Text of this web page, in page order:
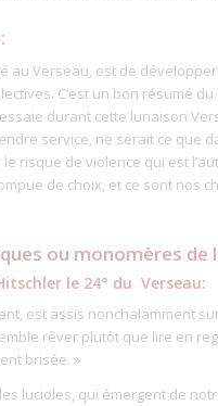
au Verseau, est de
C’est un bon résumé
durant cette lunaison
service, ne serait ce que
risque de violence qui est
de choix, et ce sont nos
ou monomères de
le 24° du Verseau:
est assis nonchalamment
rêver plutôt que lire en
brisée. »
lucioles, qui émergent de